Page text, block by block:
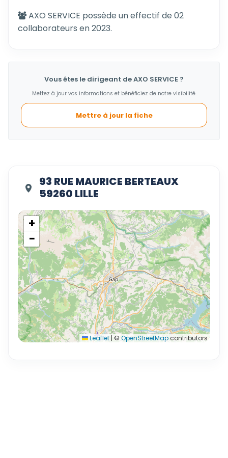
AXO SERVICE possède un effectif de 02
collaborateurs en 2023.
Vous êtes le dirigeant de AXO SERVICE ?
Mettez à jour vos informations et bénéficiez de notre visibilité.
Mettre à jour la fiche
93 RUE MAURICE BERTEAUX
59260 LILLE
+
−
Leaflet | © OpenStreetMapcontributors